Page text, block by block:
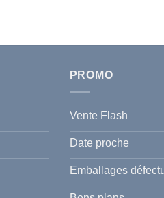
PROMO
Vente Flash
Date proche
Emballages